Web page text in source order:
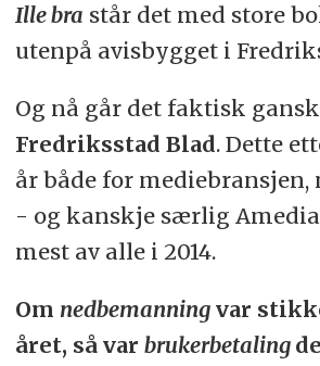
Ille bra står det med store
utenpå avisbygget i
Og nå går det faktisk
Fredriksstad Blad. Dette
år både for mediebransjen,
- og kanskje særlig
mest av alle i 2014.
Om nedbemanningvar
året, så var brukerbetaling